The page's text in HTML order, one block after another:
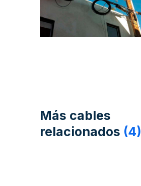
Más cables
relacionados (4)